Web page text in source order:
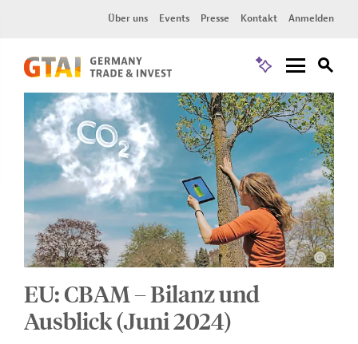
Über uns Events Presse Kontakt Anmelden
EU: CBAM – Bilanz und
Ausblick (Juni 2024)